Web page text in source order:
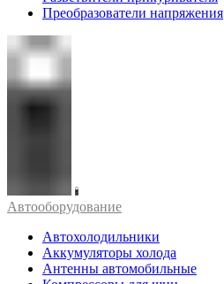
Преобразователи напряжения
Автооборудование
Автохолодильники
Аккумуляторы холода
Антенны автомобильные